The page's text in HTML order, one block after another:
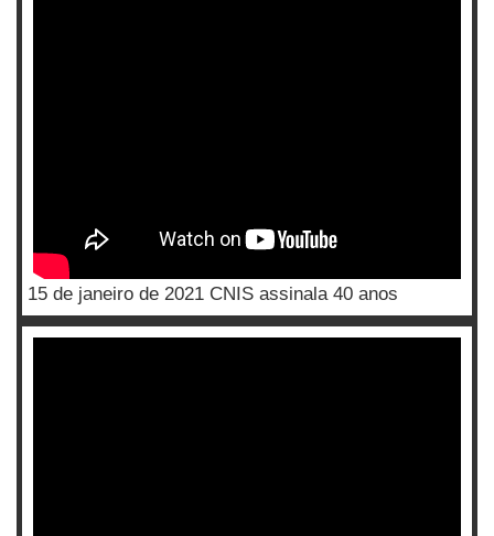
15 de janeiro de 2021 CNIS assinala 40 anos